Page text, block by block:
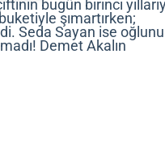
bugün birinci
şımartırken;
Seda Sayan ise
Demet Akalın